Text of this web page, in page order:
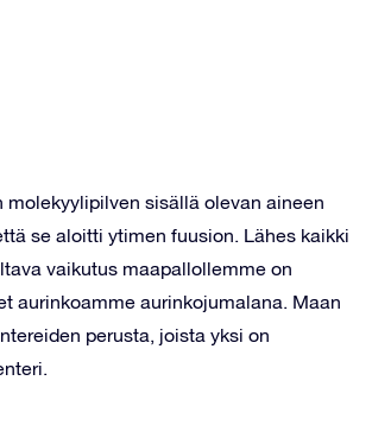
sisällä olevan aineen
se aloitti ytimen fuusion. Lähes kaikki
vaikutus maapallollemme on
aurinkoamme aurinkojumalana. Maan
perusta, joista yksi on